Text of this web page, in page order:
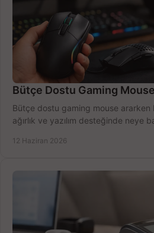
Bütçe Dostu Gaming
Bütçe dostu gaming mouse ararken
ağırlık ve yazılım desteğinde neye
12 Haziran 2026